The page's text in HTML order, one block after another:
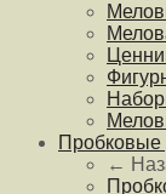
Пробковые
←